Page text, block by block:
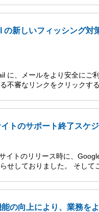
新しいフィッシング対
に、メールをより安全にご
不審なリンクをクリックす
トのサポート終了スケ
イトのリリース時に、
せしておりました。 そして
の向上により、業務を